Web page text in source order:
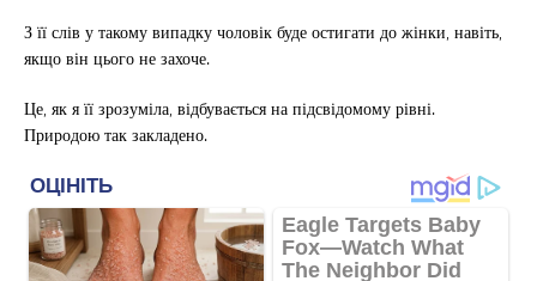
З її слів у такому випадку чоловік буде остигати до жінки, навіть,
якщо він цього не захоче.
Це, як я її зрозуміла, відбувається на підсвідомому рівні.
Природою так закладено.